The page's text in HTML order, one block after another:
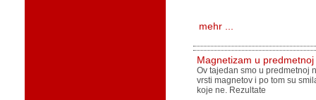
mehr ...
Magnetizam u
Ov tajedan smo u predmetnoj
vrsti magnetov i po tom su
koje ne. Rezultate